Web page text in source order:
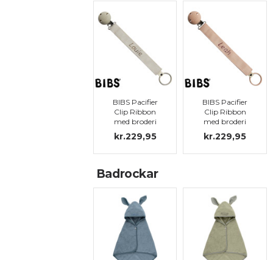
BIBS Pacifier
Clip Ribbon
med broderi
kr.229,95
BIBS Pacifier
Clip Ribbon
med broderi
kr.229,95
Badrockar